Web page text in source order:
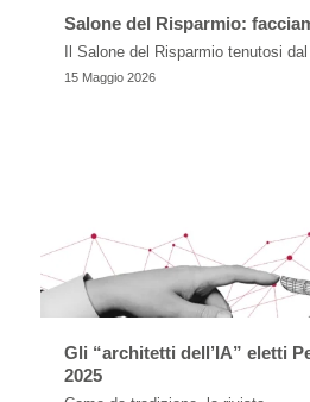
Salone del Risparmio:
Il Salone del Risparmio tenutosi
15 Maggio 2026
Gli “architetti dell’IA” eletti
2025